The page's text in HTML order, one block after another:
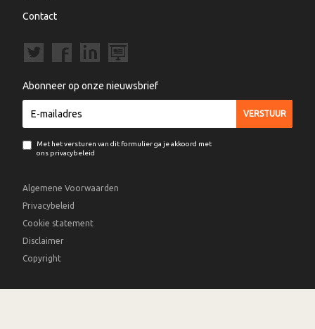
Contact
Abonneer op onze nieuwsbrief
Met het versturen van dit formulier ga je akkoord met
ons privacybeleid
Algemene Voorwaarden
Privacybeleid
Cookie statement
Disclaimer
Copyright